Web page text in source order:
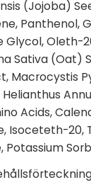
(Jojoba)
Panthenol,
Oleth-
Sativa (Oat)
Macrocystis
Acids,
Isoceteth-20,
Potassium